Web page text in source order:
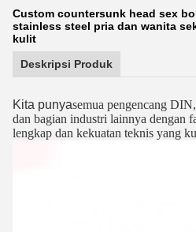
Custom countersunk head sex
stainless steel pria dan wanita
kulit
Deskripsi Produk
Kita punyasemua pengencang
dan bagian industri lainnya dengan
lengkap dan kekuatan teknis yang